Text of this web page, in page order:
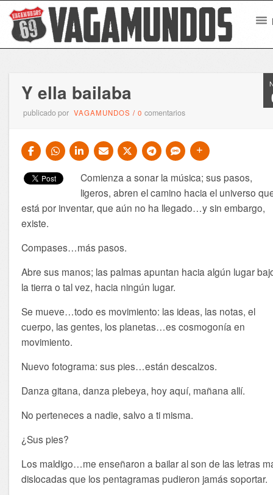
Y ella bailaba
publicado por VAGAMUNDOS /0comentarios
Comienza a sonar la música; sus pasos,
ligeros, abren el camino hacia el universo
está por inventar, que aún no ha llegado…y sin embargo,
existe.
Compases…más pasos.
Abre sus manos; las palmas apuntan hacia algún lugar
la tierra o tal vez, hacia ningún lugar.
Se mueve…todo es movimiento: las ideas, las notas, el
cuerpo, las gentes, los planetas…es cosmogonía en
movimiento.
Nuevo fotograma: sus pies…están descalzos.
Danza gitana, danza plebeya, hoy aquí, mañana allí.
No perteneces a nadie, salvo a ti misma.
¿Sus pies?
Los maldigo…me enseñaron a bailar al son de las letras
dislocadas que los pentagramas pudieron jamás soportar.